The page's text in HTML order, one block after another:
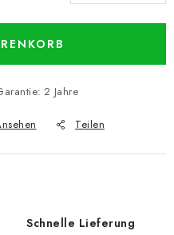
: 2 Jahre
Teilen
Schnelle Lieferung